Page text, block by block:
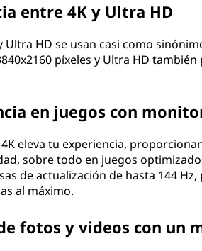
entre 4K y Ultra HD
Ultra HD se usan casi como
píxeles y Ultra HD
en juegos con
eleva tu experiencia,
sobre todo en juegos
de actualización de hasta 144
al máximo.
fotos y videos con un